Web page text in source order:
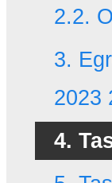
2.2.
3.
2023
4.